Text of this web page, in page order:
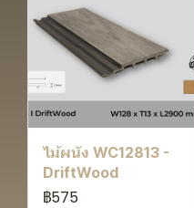
ไม้ผนัง WC12813 -
DriftWood
฿575